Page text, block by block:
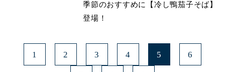
季節のおすすめに【冷し鴨茄子そば】
登場！
1 2 3 4 5 6